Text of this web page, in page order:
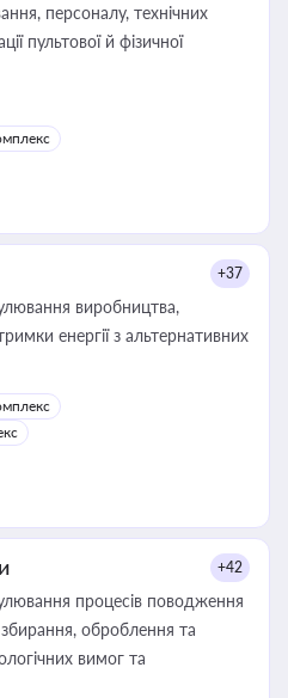
персоналу, технічних
пультової й фізичної
+37
виробництва,
енергії з альтернативних
+42
процесів поводження
оброблення та
вимог та